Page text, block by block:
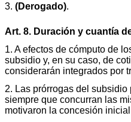
3. (Derogado).
Art. 8. Duración y cuantía
1. A efectos de cómputo de
subsidio y, en su caso, de
considerarán integrados por
2. Las prórrogas del
siempre que concurran las
motivaron la concesión